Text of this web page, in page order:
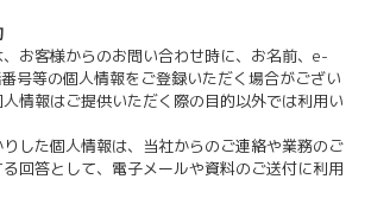
お客様からのお問い合わせ時に、お名前、e-
号等の個人情報をご登録いただく場合がござい
情報はご提供いただく際の目的以外では利用い
した個人情報は、当社からのご連絡や業務のご
回答として、電子メールや資料のご送付に利用